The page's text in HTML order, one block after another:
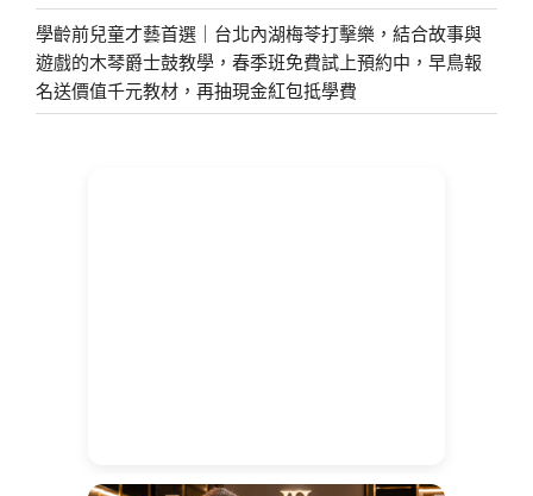
學齡前兒童才藝首選｜台北內湖梅苓打擊樂，結合故事與
遊戲的木琴爵士鼓教學，春季班免費試上預約中，早鳥報
名送價值千元教材，再抽現金紅包抵學費